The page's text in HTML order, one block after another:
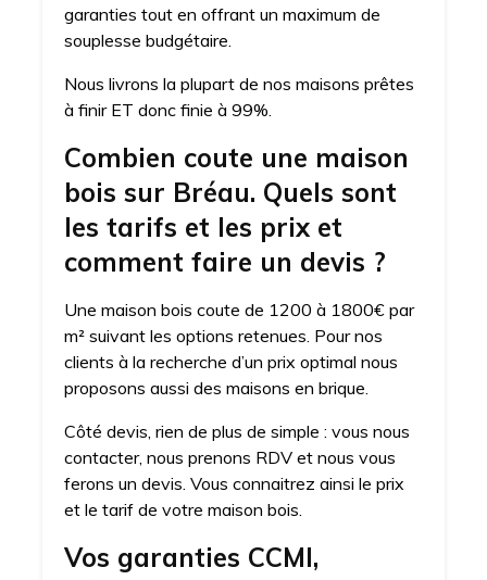
garanties tout en offrant un maximum de
souplesse budgétaire.
Nous livrons la plupart de nos maisons prêtes
à finir ET donc finie à 99%.
Combien coute une maison
bois sur Bréau. Quels sont
les tarifs et les prix et
comment faire un devis ?
Une maison bois coute de 1200 à 1800€ par
m² suivant les options retenues. Pour nos
clients à la recherche d’un prix optimal nous
proposons aussi des maisons en brique.
Côté devis, rien de plus de simple : vous nous
contacter, nous prenons RDV et nous vous
ferons un devis. Vous connaitrez ainsi le prix
et le tarif de votre maison bois.
Vos garanties CCMI,